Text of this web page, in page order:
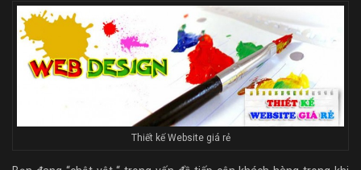
Thiết kế Website giá rẻ